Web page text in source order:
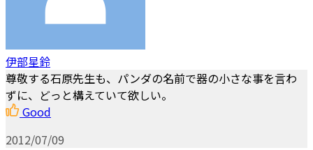
伊部星鈴
尊敬する石原先生も、パンダの名前で器の小さな事を言わ
ずに、どっと構えていて欲しい。
Good
2012/07/09